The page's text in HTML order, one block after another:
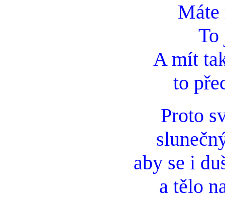
Máte
To
A mít
to
Proto
aby se i
a tělo